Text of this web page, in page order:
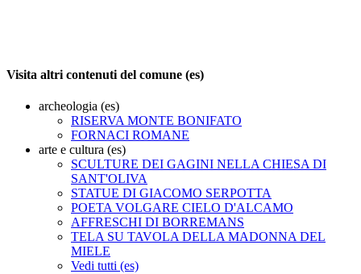
Visita altri contenuti del comune (es)
archeologia (es)
RISERVA MONTE BONIFATO
FORNACI ROMANE
arte e cultura (es)
SCULTURE DEI GAGINI NELLA CHIESA DI
SANT'OLIVA
STATUE DI GIACOMO SERPOTTA
POETA VOLGARE CIELO D'ALCAMO
AFFRESCHI DI BORREMANS
TELA SU TAVOLA DELLA MADONNA DEL
MIELE
Vedi tutti (es)